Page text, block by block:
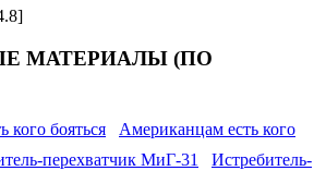
]
МАТЕРИАЛЫ (ПО
Американцам есть кого
Истребитель-